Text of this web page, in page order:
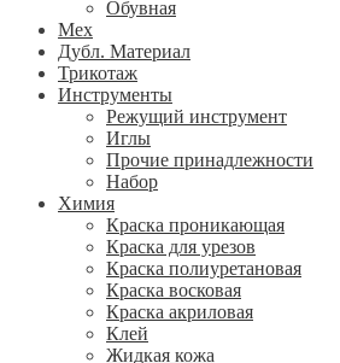
Обувная
Мех
Дубл. Материал
Трикотаж
Инструменты
Режущий инструмент
Иглы
Прочие принадлежности
Набор
Химия
Краска проникающая
Краска для урезов
Краска полиуретановая
Краска восковая
Краска акриловая
Клей
Жидкая кожа